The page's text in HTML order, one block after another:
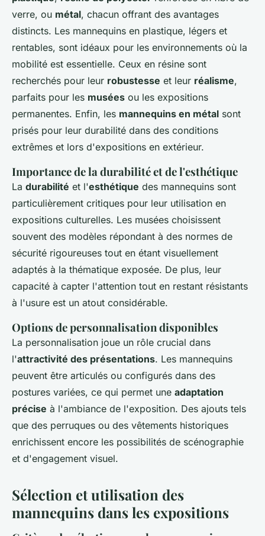
verre, ou métal, chacun offrant des avantages
distincts. Les mannequins en plastique, légers et
rentables, sont idéaux pour les environnements où la
mobilité est essentielle. Ceux en résine sont
recherchés pour leur robustesse et leur réalisme,
parfaits pour les musées ou les expositions
permanentes. Enfin, les mannequins en métal sont
prisés pour leur durabilité dans des conditions
extrêmes et lors d'expositions en extérieur.
Importance de la durabilité et de l'esthétique
La durabilité et l'esthétique des mannequins sont
particulièrement critiques pour leur utilisation en
expositions culturelles. Les musées choisissent
souvent des modèles répondant à des normes de
sécurité rigoureuses tout en étant visuellement
adaptés à la thématique exposée. De plus, leur
capacité à capter l'attention tout en restant résistants
à l'usure est un atout considérable.
Options de personnalisation disponibles
La personnalisation joue un rôle crucial dans
l'attractivité des présentations. Les mannequins
peuvent être articulés ou configurés dans des
postures variées, ce qui permet une adaptation
précise à l'ambiance de l'exposition. Des ajouts tels
que des perruques ou des vêtements historiques
enrichissent encore les possibilités de scénographie
et d'engagement visuel.
Sélection et utilisation des
mannequins dans les expositions